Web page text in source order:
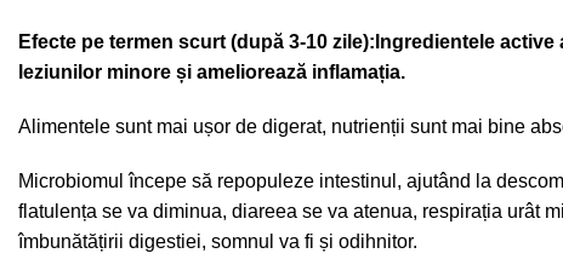
Efecte pe termen scurt (după 3-10 zile):Ingredientele
leziunilor minore și ameliorează inflamația.
Alimentele sunt mai ușor de digerat, nutrienții sunt mai bine
Microbiomul începe să repopuleze intestinul, ajutând la
flatulența se va diminua, diareea se va atenua, respirația urât
îmbunătățirii digestiei, somnul va fi și odihnitor.